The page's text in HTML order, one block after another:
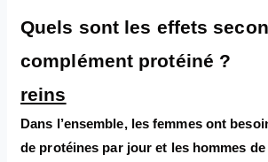
Quels sont les effets
complément protéiné ?
reins
Dans l’ensemble, les femmes ont
de protéines par jour et les hommes de